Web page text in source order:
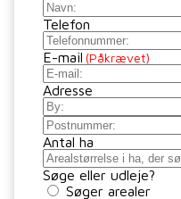
Telefon
E-mail (Påkrævet)
Adresse
Antal ha
Søge eller udleje?
Søger arealer